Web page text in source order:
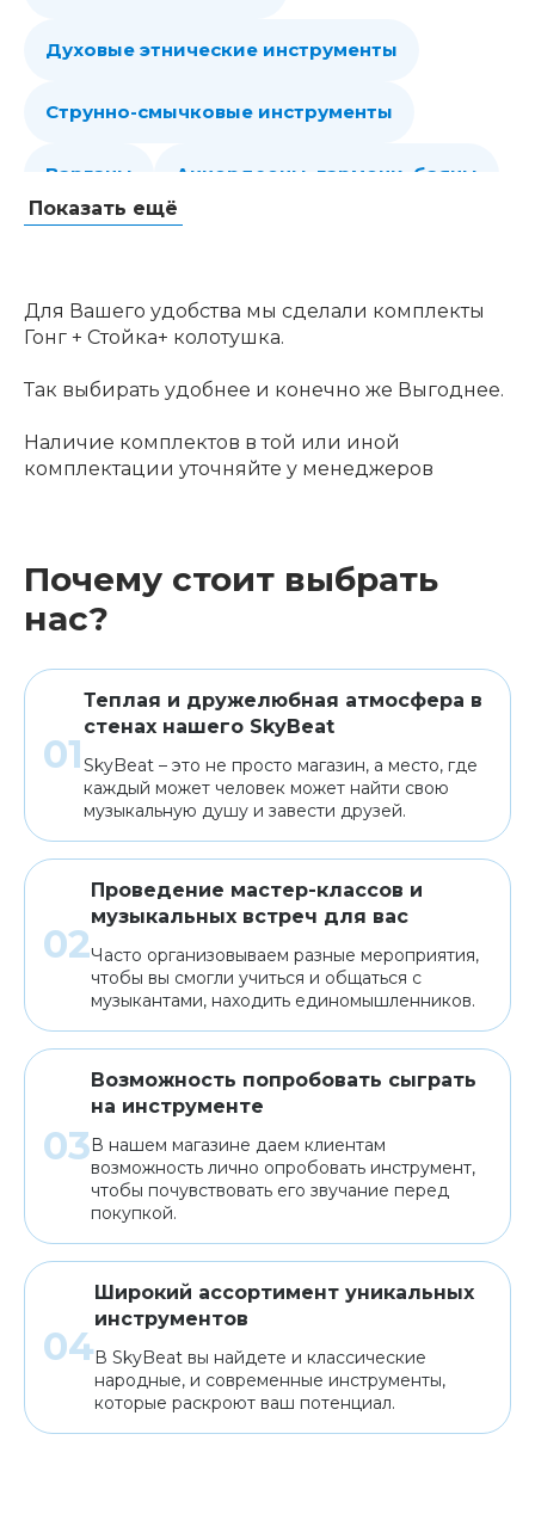
Духовые этнические инструменты
Струнно-смычковые инструменты
Варганы Аккордеоны, гармони, баяны
Гитары Мелодики духовые, пианики
Показать ещё
Для Вашего удобства мы сделали комплекты
Гонг + Стойка+ колотушка.
Так выбирать удобнее и конечно же Выгоднее.
Наличие комплектов в той или иной
комплектации уточняйте у менеджеров
Почему стоит выбрать
нас?
Теплая и дружелюбная атмосфера в
стенах нашего SkyBeat
SkyBeat – это не просто магазин, а место, где
каждый может человек может найти свою
музыкальную душу и завести друзей.
Проведение мастер-классов и
музыкальных встреч для вас
Часто организовываем разные мероприятия,
чтобы вы смогли учиться и общаться с
музыкантами, находить единомышленников.
Возможность попробовать сыграть
на инструменте
В нашем магазине даем клиентам
возможность лично опробовать инструмент,
чтобы почувствовать его звучание перед
покупкой.
Широкий ассортимент уникальных
инструментов
В SkyBeat вы найдете и классические
народные, и современные инструменты,
которые раскроют ваш потенциал.